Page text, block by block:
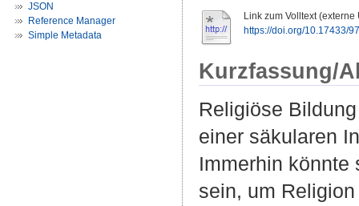
JSON
Reference Manager
Simple Metadata
Link zum Volltext (externe
https://doi.org/10.17433/
Kurzfassung/
Religiöse
einer säkularen
Immerhin
sein, um